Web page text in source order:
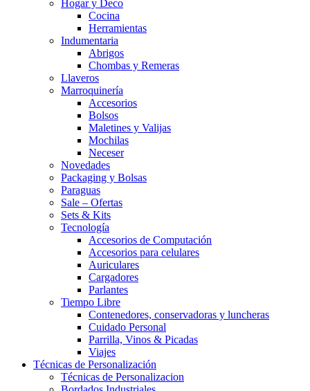
Hogar y Deco
Cocina
Herramientas
Indumentaria
Abrigos
Chombas y Remeras
Llaveros
Marroquinería
Accesorios
Bolsos
Maletines y Valijas
Mochilas
Neceser
Novedades
Packaging y Bolsas
Paraguas
Sale – Ofertas
Sets & Kits
Tecnología
Accesorios de Computación
Accesorios para celulares
Auriculares
Cargadores
Parlantes
Tiempo Libre
Contenedores, conservadoras y luncheras
Cuidado Personal
Parrilla, Vinos & Picadas
Viajes
Técnicas de Personalización
Técnicas de Personalizacion